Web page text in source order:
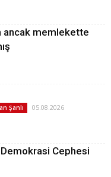
ancak memlekette
Şanlı 05.08.2026
Cephesi